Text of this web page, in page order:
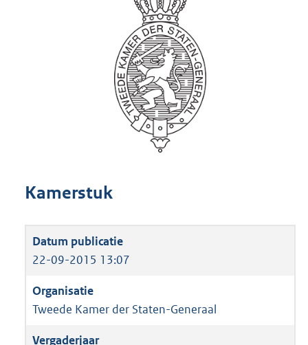
Kamerstuk
22-09-2015 13:07
Tweede Kamer der Staten-Generaal